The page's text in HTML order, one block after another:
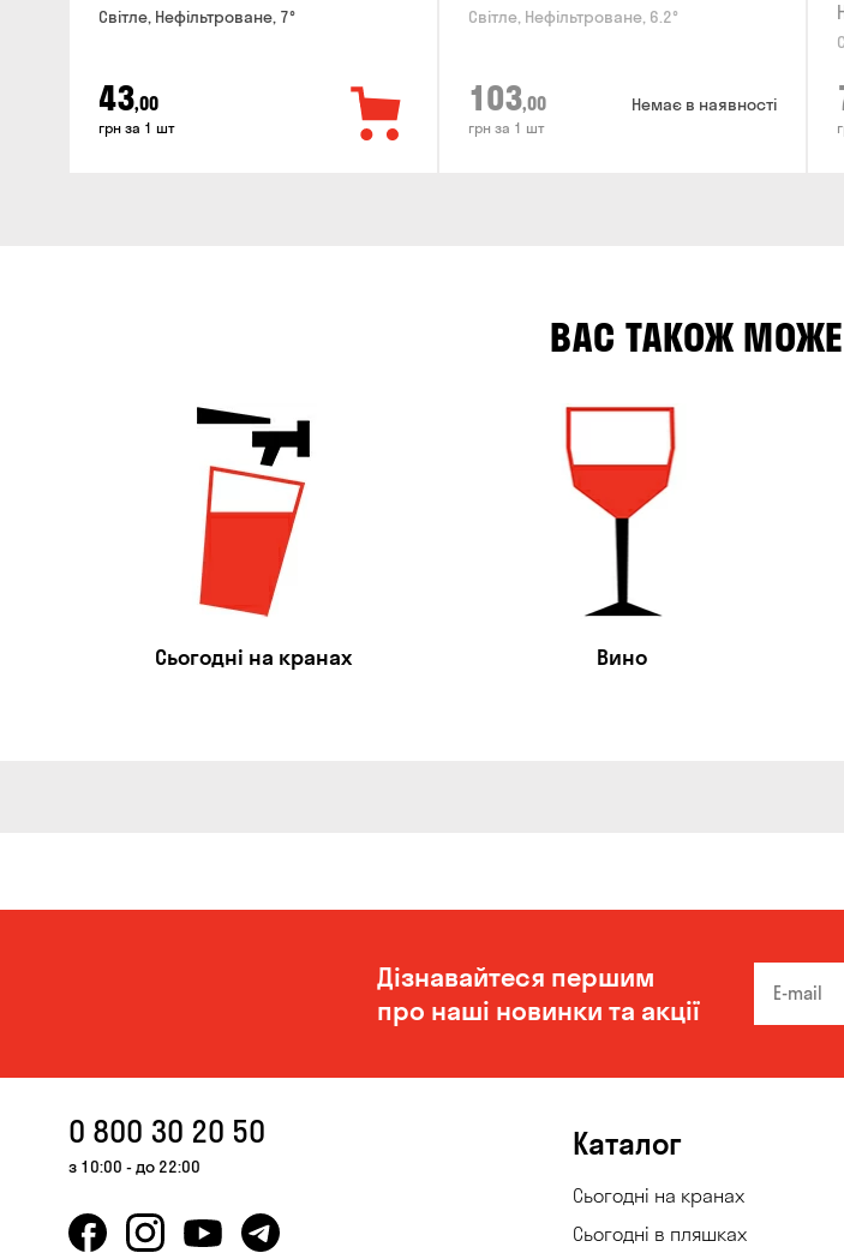
Світле, Нефільтроване, 7°
43,00
грн за 1 шт
Світле, Нефільтроване, 6.2°
103,00
грн за 1 шт
Немає в наявності
ВАС ТАКОЖ
Сьогодні на кранах Вино
Дізнавайтеся першим
про наші новинки та акції
0 800 30 20 50
з 10:00 - до 22:00
Каталог
Сьогодні на кранах
Сьогодні в пляшках